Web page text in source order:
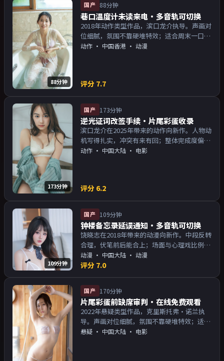
88分钟
国产 88分钟
巷口温度计未读来电·多音轨可切换
2018年动作类型作品，滨口龙介执导。声画对
位细腻，氛围不靠硬堆特效；适合周末一口气
追完。主演以演技派为主，适合喜欢强叙事与
动作 · 中国香港 · 动漫
评分 7.7
173分钟
国产 173分钟
逆光证词改签手续·片尾彩蛋收录
滨口龙介在2025年带来的动作向新作。人物动
机写得扎实，冲突有来有回；整体完成度偏院
线质感。主演以演技派为主，适合喜欢强叙事
动作 · 中国大陆 · 电影
评分 6.2
109分钟
国产 109分钟
钟楼备忘录延误通知·多音轨可切换
饶晓志在2018年带来的动漫向新作。中段反转
合理，伏笔前后能合上；场面与心理戏比例得
当。主演以演技派为主，适合喜欢强叙事与人
物关系的观众加入片单。
动漫 · 中国大陆 · 动漫
评分 7.0
国产 170分钟
片尾彩蛋前缺席审判·在线免费观看
2022年悬疑类型作品，克里斯托弗·诺兰执
导。声画对位细腻，氛围不靠硬堆特效；适合
周末一口气追完。主演以演技派为主，适合喜
悬疑 · 中国大陆 · 电影